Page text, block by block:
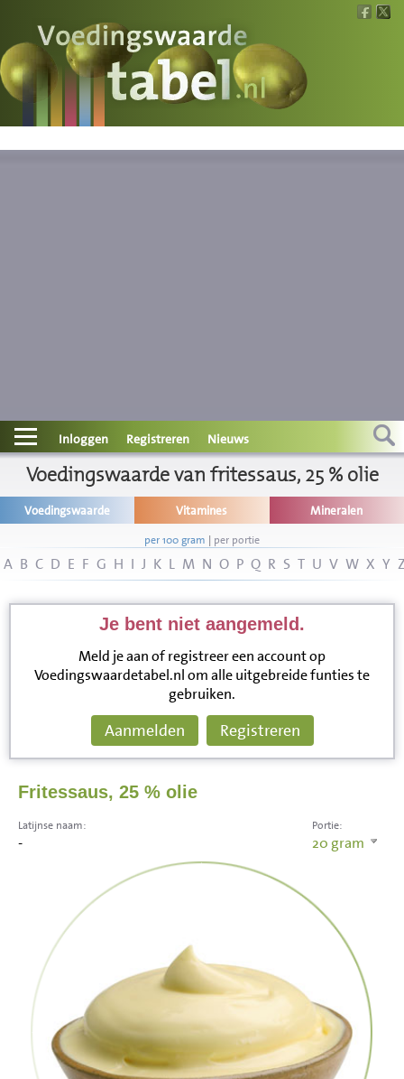
Voedingswaarde
Wat is wat?
Contact
Informatie
Disclaimer
Inloggen Registreren Nieuws
Voedingswaarde van fritessaus, 25 % olie
Voedingswaarde Vitamines Mineralen
per 100 gram | per portie
A B C D E F G H I J K L M N O P Q R S T U V W X Y
Je bent niet aangemeld.
Meld je aan of registreer een account op
Voedingswaardetabel.nl om alle uitgebreide funties te
gebruiken.
Aanmelden Registreren
Fritessaus, 25 % olie
Portie:
20 gram
Latijnse naam:
-